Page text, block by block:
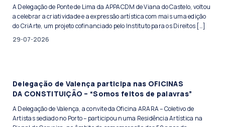
A Delegação de Ponte de Lima da APPACDM de Viana do Castelo, voltou
a celebrar a criatividade e a expressão artística com mais uma edição
do CriArte, um projeto cofinanciado pelo Instituto para os Direitos […]
29-07-2026
Delegação de Valença participa nas OFICINAS
DA CONSTITUIÇÃO – “Somos feitos de palavras”
A Delegação de Valença, a convite da Oficina ARARA – Coletivo de
Artistas sediado no Porto – participou numa Residência Artística na